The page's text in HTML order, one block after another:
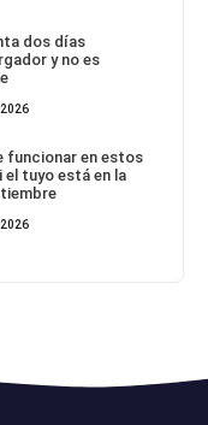
dos días
y no es
funcionar en estos
el tuyo está en la